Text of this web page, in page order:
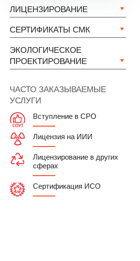
ЛИЦЕНЗИРОВАНИЕ
СЕРТИФИКАТЫ СМК
ЭКОЛОГИЧЕСКОЕ
ПРОЕКТИРОВАНИЕ
ЧАСТО ЗАКАЗЫВАЕМЫЕ
УСЛУГИ
Вступление в СРО
Лицензия на ИИИ
Лицензирование в других
сферах
Сертификация ИСО